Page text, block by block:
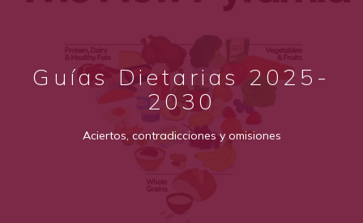
Guías Dietarias 2025-
2030
Aciertos, contradicciones y omisiones